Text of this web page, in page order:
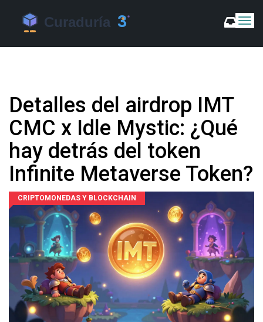
C
m
N
a
c
i
n
Detalles del airdrop IMT
CMC x Idle Mystic: ¿Qué
hay detrás del token
Infinite Metaverse Token?
CRIPTOMONEDAS Y BLOCKCHAIN